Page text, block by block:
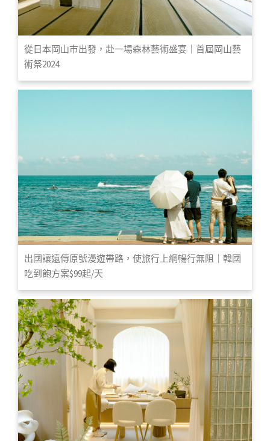
從日本岡山市出發，赴一場森林藝術盛宴｜首屆岡山藝
術祭2024
出國讓遠傳原號漫遊帶路，使旅行上網暢行無阻｜韓國
吃到飽方案$99起/天